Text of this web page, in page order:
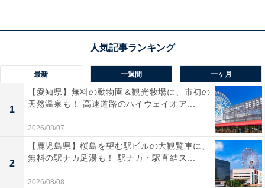
原材料や保存方法、カロリー、賞味期限は？
パッタイペーストは砂糖、魚醤、タマリンド、エシャロ
ット、にんにくなど、多数の原材料で構成されていま
カロリーは1食あたり304キロカロリーとなっています
最新 一週間 一ヶ月
1
【愛知県】無料の動物園＆観光牧場に、市初の
天然温泉も！ 高速道路のハイウェイオア...
2026/08/07
2
【鹿児島県】桜島を望む駅ビルの大観覧車に、
無料の駅ナカ足湯も！ 駅ナカ・駅直結ス...
2026/08/08